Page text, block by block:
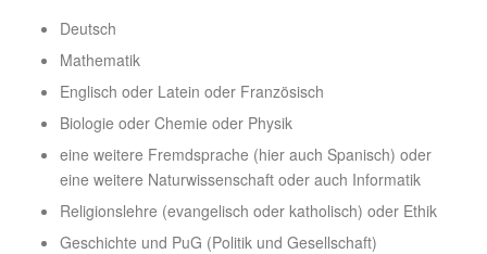
Deutsch
Mathematik
Englisch oder Latein oder Französisch
Biologie oder Chemie oder Physik
eine weitere Fremdsprache (hier auch Spanisch) oder
eine weitere Naturwissenschaft oder auch Informatik
Religionslehre (evangelisch oder katholisch) oder Ethik
Geschichte und PuG (Politik und Gesellschaft)